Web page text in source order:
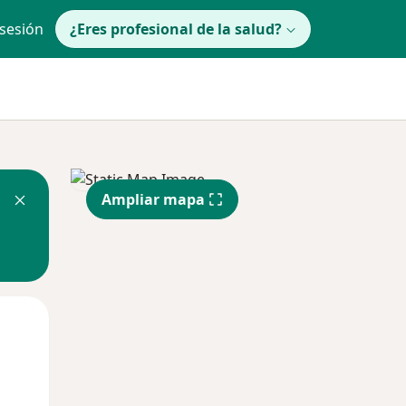
¿Eres profesional de la salud?
Ampliar mapa